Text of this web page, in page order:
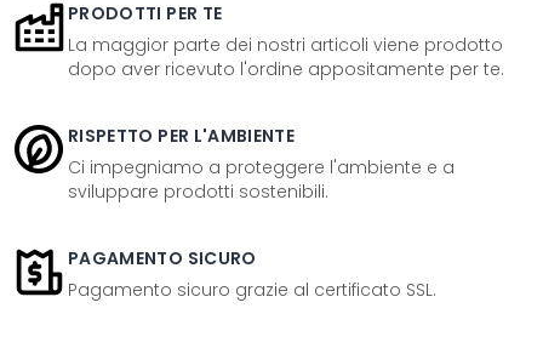
PRODOTTI PER TE
La maggior parte dei nostri articoli viene prodotto
dopo aver ricevuto l'ordine appositamente per te.
RISPETTO PER L'AMBIENTE
Ci impegniamo a proteggere l'ambiente e a
sviluppare prodotti sostenibili.
PAGAMENTO SICURO
Pagamento sicuro grazie al certificato SSL.